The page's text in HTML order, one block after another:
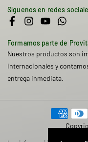
Síguenos en redes
FacebookInstagram
YouTube
Formamos parte de
Nuestros productos son
internacionales y
entrega inmediata.